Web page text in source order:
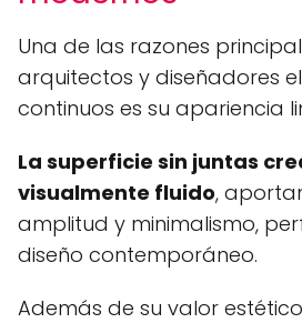
Una de las razones
arquitectos y diseñadores
continuos es su apariencia
La superficie sin juntas
visualmente fluido,
amplitud y minimalismo,
diseño contemporáneo.
Además de su valor